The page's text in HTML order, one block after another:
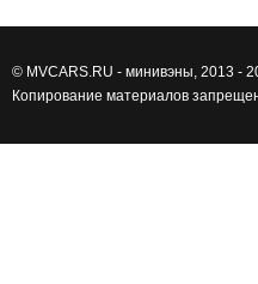
© MVCARS.RU - минивэны, 2013 -
Копирование материалов